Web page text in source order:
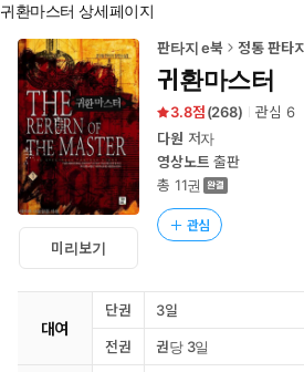
홈
로
이
동
귀환마스터 상세페이지
미리보기
판타지 e북 정통 판타
귀환마스터
3.8 (268) 관심 6
다원 저자
영상노트 출판
총 11권
관심
대여
단권 3일
전권 권당 3일